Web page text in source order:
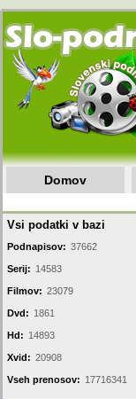
Domov
Vsi podatki v bazi
Podnapisov: 37662
Serij: 14583
Filmov: 23079
Dvd: 1861
Hd: 14893
Xvid: 20908
Vseh prenosov: 17716341